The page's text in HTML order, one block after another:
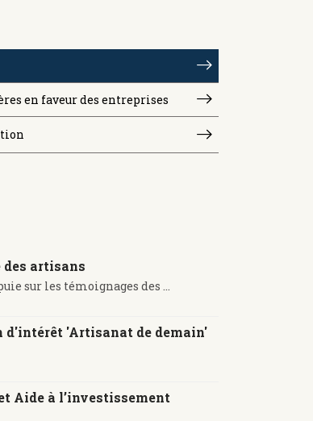
en faveur des entreprises
artisans
sur les témoignages des ...
d'intérêt 'Artisanat de demain'
Aide à l’investissement